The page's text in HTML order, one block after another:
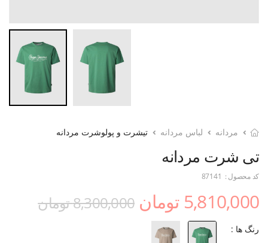
مردانه لباس مردانه تیشرت و پولوشرت مردانه
تی شرت مردانه
کد محصول : 87141
5,810,000 تومان 8,300,000 تومان
رنگ ها :